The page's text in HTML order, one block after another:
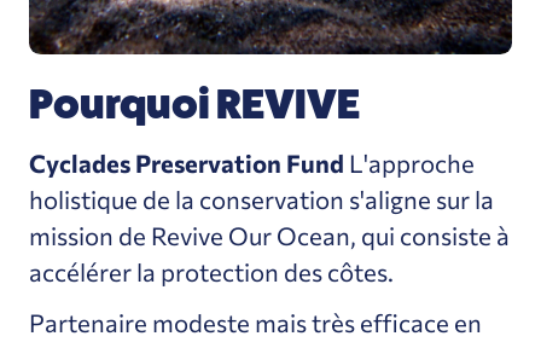
Pourquoi REVIVE
Cyclades Preservation Fund L'approche
holistique de la conservation s'aligne sur la
mission de Revive Our Ocean, qui consiste à
accélérer la protection des côtes.
Partenaire modeste mais très efficace en